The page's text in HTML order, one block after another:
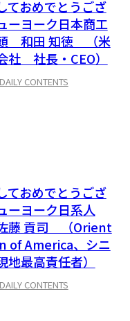
ておめでとうござ
ヨーク日本商工
和田 知徳 （米
社 社長・CEO）
DAILY CONTENTS
ておめでとうござ
ヨーク日系人
貢司 （Orient
of America、シニ
地最高責任者）
DAILY CONTENTS